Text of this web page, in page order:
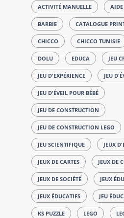
ACTIVITÉ MANUELLE
BARBIE CATALOGUE
CHICCO CHICCO TUNISIE
DOLU EDUCA JEU
JEU D'EXPÉRIENCE JEU
JEU D'ÉVEIL POUR BÉBÉ
JEU DE CONSTRUCTION
JEU DE CONSTRUCTION LEGO
JEU SCIENTIFIQUE JEUX
JEUX DE CARTES JEUX DE
JEUX DE SOCIÉTÉ JEUX
JEUX ÉDUCATIFS JEU
KS PUZZLE LEGO